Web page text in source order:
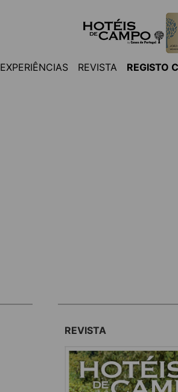
EXPERIÊNCIAS REVISTA REGISTO
REVISTA